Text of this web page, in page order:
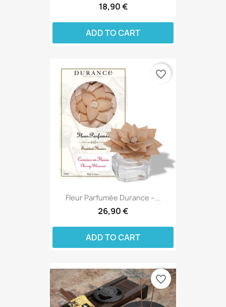
18,90 €
ADD TO CART
Fleur Parfumée Durance –...
26,90 €
ADD TO CART
favorite_border
favorite_border